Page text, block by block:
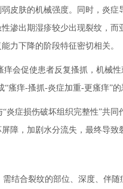
皮肤的机械强度。同时，炎症
渗出期湿疹较少出现裂纹，
力下降的阶段特征密切相关。
痒会促使患者反复搔抓，机械
瘙痒-搔抓-炎症加重-更瘙痒”
炎症损伤破坏组织完整性”共
障，加剧水分流失，最终导致
结合裂纹的部位、深度、伴随